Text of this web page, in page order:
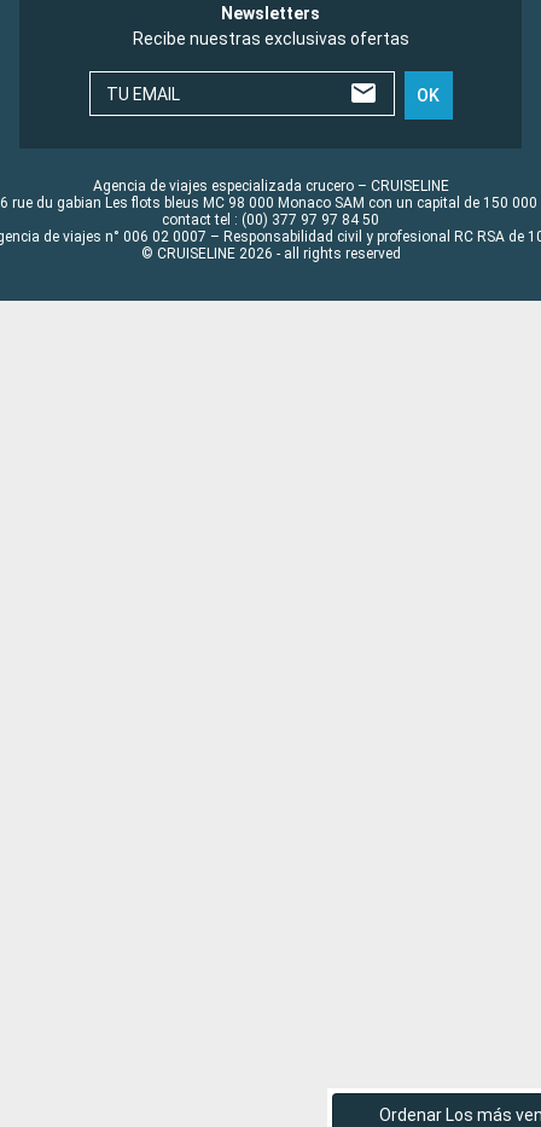
Ordenar Los más
Newsletters
Recibe nuestras exclusivas ofertas
TU EMAIL OK
Agencia de viajes especializada crucero – CRUISELINE
rue du gabian Les flots bleus MC 98 000 Monaco SAM con un capital de 150 000
contact tel : (00) 377 97 97 84 50
de viajes n° 006 02 0007 – Responsabilidad civil y profesional RC RSA de
© CRUISELINE 2026 - all rights reserved